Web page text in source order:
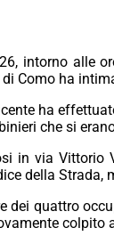
intorno alle
Como ha
ha
che si
in via
della
dei quattro